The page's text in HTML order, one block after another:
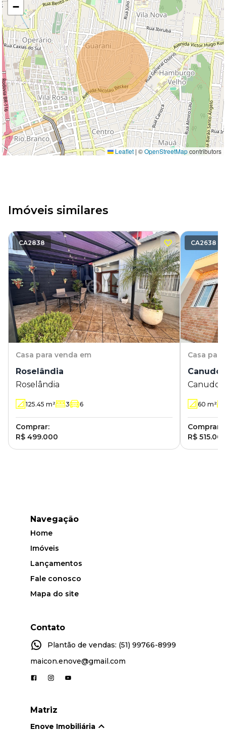
−
Leaflet | ©OpenStreetMapcontributors
Imóveis similares
CA2838
Casa para venda em
Roselândia
Roselândia
125.45 m² 3 6
Comprar:
R$ 499.000
CA2638
Casa
Canudos
Canudos
60 m²
Comprar:
R$
Navegação
Home
Imóveis
Lançamentos
Fale conosco
Mapa do site
Contato
Plantão de vendas: (51) 99766-8999
maicon.enove@gmail.com
Matriz
Enove Imobiliária